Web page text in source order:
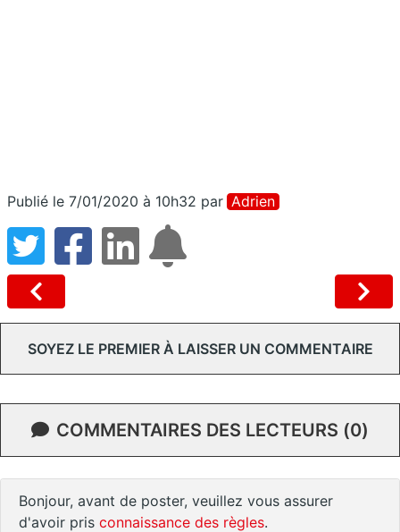
Publié le 7/01/2020 à 10h32 par Adrien
SOYEZ LE PREMIER À LAISSER UN COMMENTAIRE
COMMENTAIRES DES LECTEURS (0)
Bonjour, avant de poster, veuillez vous assurer
d'avoir pris connaissance des règles.